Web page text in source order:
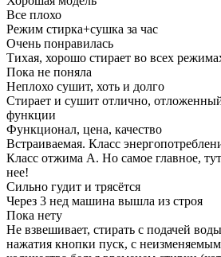
Все плохо
Режим стирка+сушка за час
Очень понравилась
Тихая, хорошо стирает во всех
Пока не поняла
Неплохо сушит, хоть и долго
Стирает и сушит отлично,
функции
Функционал, цена, качество
Встраиваемая. Класс
Класс отжима А. Но самое главное,
нее!
Сильно гудит и трясётся
Через 3 нед машина вышла из строя
Пока нету
Не взвешивает, стирать с подачей
нажатия кнопки пуск, с